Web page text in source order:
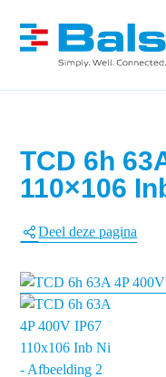
TCD 6h
110×106
Deel deze pagina